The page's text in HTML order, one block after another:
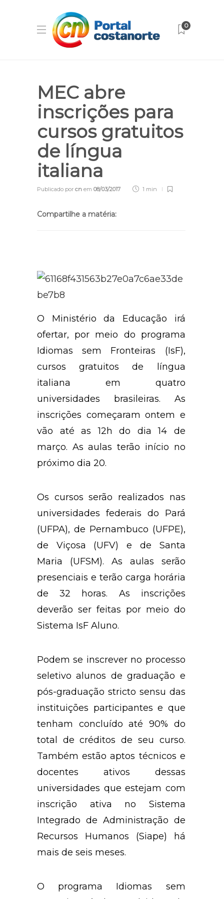
0
MEC abre
inscrições para
cursos gratuitos
de língua
italiana
Publicado por cn em 08/03/2017 1 min
Compartilhe a matéria:
O Ministério da Educação irá
ofertar, por meio do programa
Idiomas sem Fronteiras (IsF),
cursos gratuitos de língua
italiana em quatro
universidades brasileiras. As
inscrições começaram ontem e
vão até as 12h do dia 14 de
março. As aulas terão início no
próximo dia 20.
Os cursos serão realizados nas
universidades federais do Pará
(UFPA), de Pernambuco (UFPE),
de Viçosa (UFV) e de Santa
Maria (UFSM). As aulas serão
presenciais e terão carga horária
de 32 horas. As inscrições
deverão ser feitas por meio do
Sistema IsF Aluno.
Podem se inscrever no processo
seletivo alunos de graduação e
pós-graduação stricto sensu das
instituições participantes e que
tenham concluído até 90% do
total de créditos de seu curso.
Também estão aptos técnicos e
docentes ativos dessas
universidades que estejam com
inscrição ativa no Sistema
Integrado de Administração de
Recursos Humanos (Siape) há
mais de seis meses.
O programa Idiomas sem